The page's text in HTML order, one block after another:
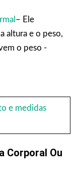
– Ele
altura e o peso,
o peso -
e medidas
Corporal Ou